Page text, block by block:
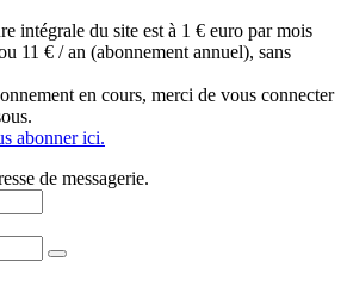
intégrale du site est à 1 € euro par mois
11 € / an (abonnement annuel), sans
en cours, merci de vous connecter
abonner ici.
de messagerie.